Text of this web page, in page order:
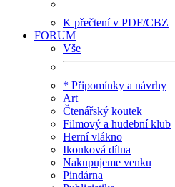
K přečtení v PDF/CBZ
FORUM
Vše
* Připomínky a návrhy
Art
Čtenářský koutek
Filmový a hudební klub
Herní vlákno
Ikonková dílna
Nakupujeme venku
Pindárna